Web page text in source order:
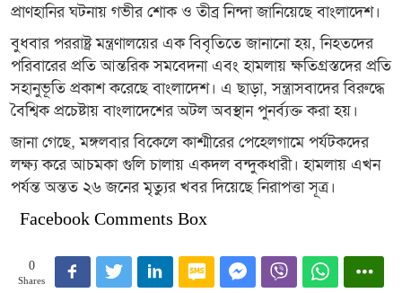
প্রাণহানির ঘটনায় গভীর শোক ও তীব্র নিন্দা জানিয়েছে বাংলাদেশ।
বুধবার পররাষ্ট্র মন্ত্রণালয়ের এক বিবৃতিতে জানানো হয়, নিহতদের
পরিবারের প্রতি আন্তরিক সমবেদনা এবং হামলায় ক্ষতিগ্রস্তদের প্রতি
সহানুভূতি প্রকাশ করেছে বাংলাদেশ। এ ছাড়া, সন্ত্রাসবাদের বিরুদ্ধে
বৈশ্বিক প্রচেষ্টায় বাংলাদেশের অটল অবস্থান পুনর্ব্যক্ত করা হয়।
জানা গেছে, মঙ্গলবার বিকেলে কাশ্মীরের পেহেলগামে পর্যটকদের
লক্ষ্য করে আচমকা গুলি চালায় একদল বন্দুকধারী। হামলায় এখন
পর্যন্ত অন্তত ২৬ জনের মৃত্যুর খবর দিয়েছে নিরাপত্তা সূত্র।
Facebook Comments Box
0
Shares